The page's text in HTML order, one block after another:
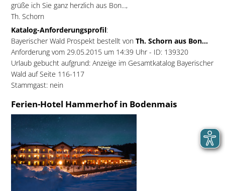
grüße ich Sie ganz herzlich aus Bon...,
Th. Schorn
Katalog-Anforderungsprofil:
Bayerischer Wald Prospekt bestellt von Th. Schorn aus Bon...
Anforderung vom 29.05.2015 um 14:39 Uhr - ID: 139320
Urlaub gebucht aufgrund: Anzeige im Gesamtkatalog Bayerischer
Wald auf Seite 116-117
Stammgast: nein
Ferien-Hotel Hammerhof in Bodenmais